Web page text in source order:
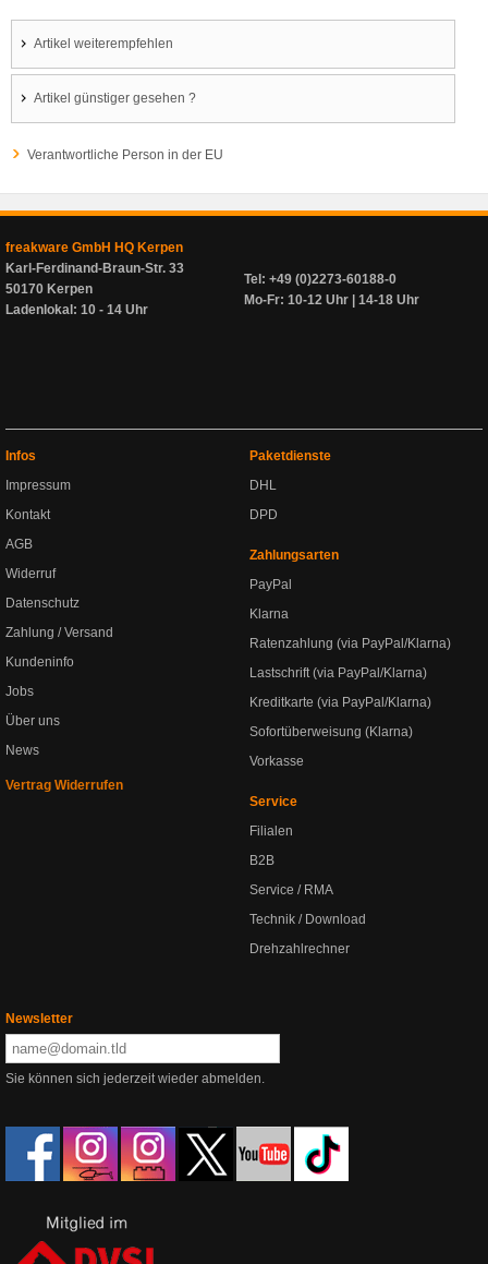
Artikel weiterempfehlen
Artikel günstiger gesehen ?
Verantwortliche Person in der EU
freakware GmbH HQ Kerpen
Karl-Ferdinand-Braun-Str. 33
50170 Kerpen
Ladenlokal: 10 - 14 Uhr
Tel: +49 (0)2273-60188-0
Mo-Fr: 10-12 Uhr | 14-18 Uhr
Infos
Impressum
Kontakt
AGB
Widerruf
Datenschutz
Zahlung / Versand
Kundeninfo
Jobs
Über uns
News
Vertrag Widerrufen
Paketdienste
DHL
DPD
Zahlungsarten
PayPal
Klarna
Ratenzahlung (via PayPal/Klarna)
Lastschrift (via PayPal/Klarna)
Kreditkarte (via PayPal/Klarna)
Sofortüberweisung (Klarna)
Vorkasse
Service
Filialen
B2B
Service / RMA
Technik / Download
Drehzahlrechner
Newsletter
Sie können sich jederzeit wieder abmelden.